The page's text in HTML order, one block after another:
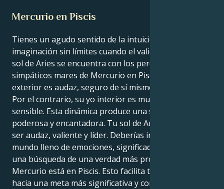
Mercurio en Piscis
Tienes un agudo sentido de la intuición y una
imaginación sin límites cuando el valiente y ardiente
sol de Aries se encuentra con los perceptivos y
simpáticos mares de Mercurio en Piscis. Su yo
exterior es audaz, seguro de sí mismo y un líder nato.
Por el contrario, su yo interior es muy perceptivo y
sensible. Esta dinámica produce una sinergia
poderosa y encantadora. Tu sol de Aries te anima a
ser audaz, valiente y líder. Deberías investigar un
mundo lleno de emociones, significados ocultos y
una búsqueda de una verdad más profunda si
Mercurio está en Piscis. Esto facilita tu progreso
hacia una meta más significativa y con propósito. En